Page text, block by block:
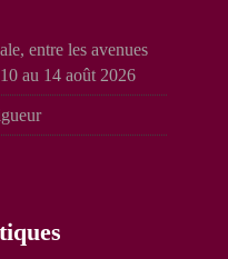
entre les avenues
au 14 août 2026